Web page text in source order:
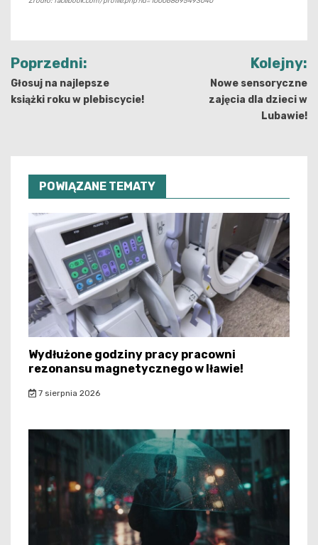
Nawigacja
wpisu
Poprzedni:
Głosuj na najlepsze
książki roku w plebiscycie!
Kolejny:
Nowe sensoryczne
zajęcia dla dzieci w
Lubawie!
POWIĄZANE TEMATY
Wydłużone godziny pracy pracowni
rezonansu magnetycznego w Iławie!
7 sierpnia 2026